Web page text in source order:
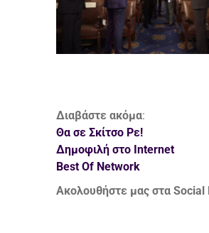
Διαβάστε ακόμα:
Θα σε Σκίτσο Ρε!
Δημοφιλή στο Internet
Best Of Network
Ακολουθήστε μας στα Social